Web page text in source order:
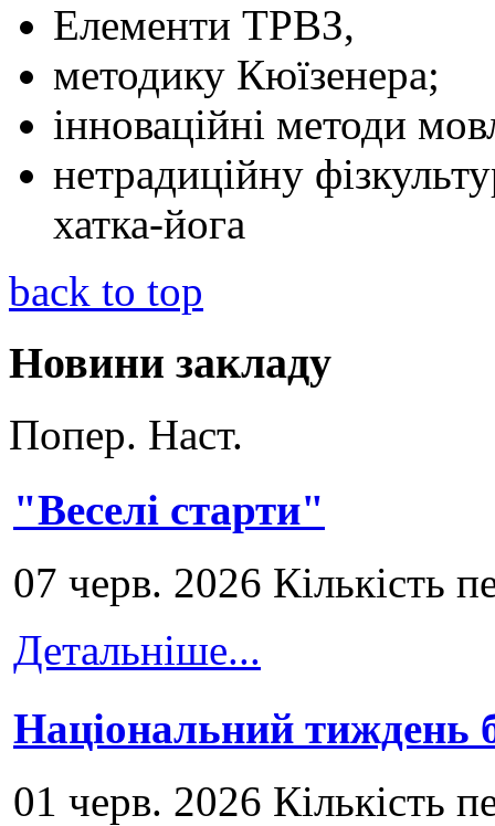
Елементи ТРВЗ,
методику Кюїзенера;
інноваційні методи
нетрадиційну
хатка-йога
back to top
Новини закладу
Попер. Наст.
"Веселі старти"
07 черв. 2026 Кількість
Детальніше...
Національний тиждень
01 черв. 2026 Кількість